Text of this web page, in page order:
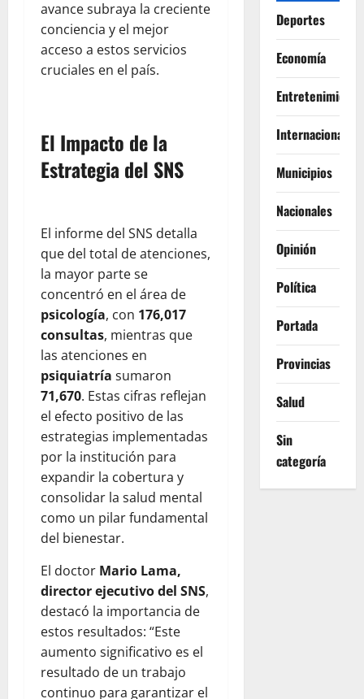
avance subraya la creciente
conciencia y el mejor
acceso a estos servicios
cruciales en el país.
El Impacto de la
Estrategia del SNS
El informe del SNS detalla
que del total de atenciones,
la mayor parte se
concentró en el área de
psicología, con 176,017
consultas, mientras que
las atenciones en
psiquiatría sumaron
71,670. Estas cifras reflejan
el efecto positivo de las
estrategias implementadas
por la institución para
expandir la cobertura y
consolidar la salud mental
como un pilar fundamental
del bienestar.
El doctor Mario Lama,
director ejecutivo del SNS,
destacó la importancia de
estos resultados: “Este
aumento significativo es el
resultado de un trabajo
continuo para garantizar el
Deportes
Economía
Entretenimiento
Internacionales
Municipios
Nacionales
Opinión
Política
Portada
Provincias
Salud
Sin
categoría